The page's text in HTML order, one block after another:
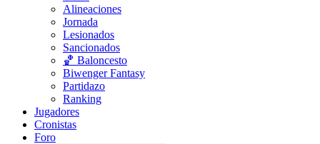
Alineaciones
Jornada
Lesionados
Sancionados
🏀 Baloncesto
Biwenger Fantasy
Partidazo
Ranking
Jugadores
Cronistas
Foro